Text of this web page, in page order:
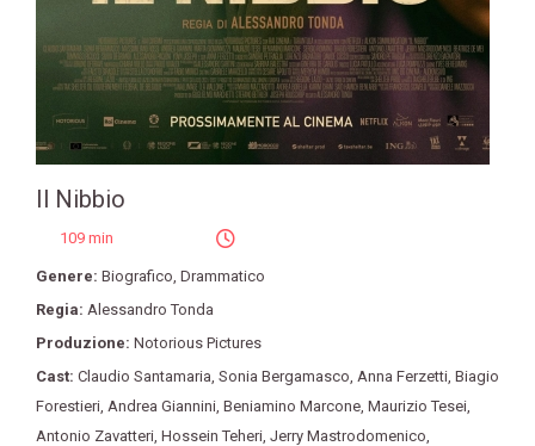
Il Nibbio
109 min
Genere: Biografico Drammatico
Regia: Alessandro Tonda
Produzione: Notorious Pictures
Cast: Claudio Santamaria Sonia Bergamasco Anna Ferzetti Biagio
Forestieri Andrea Giannini Beniamino Marcone Maurizio Tesei
Antonio Zavatteri Hossein Teheri Jerry Mastrodomenico